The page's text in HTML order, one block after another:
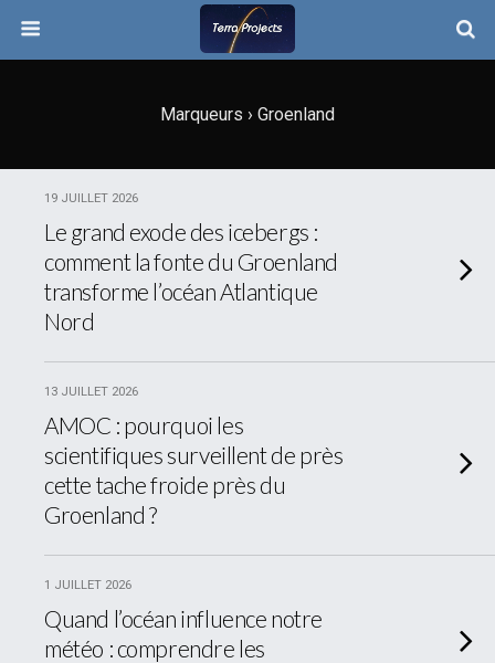
Marqueurs › Groenland
19 JUILLET 2026
Le grand exode des icebergs :
comment la fonte du Groenland
transforme l’océan Atlantique
Nord
13 JUILLET 2026
AMOC : pourquoi les
scientifiques surveillent de près
cette tache froide près du
Groenland ?
1 JUILLET 2026
Quand l’océan influence notre
météo : comprendre les